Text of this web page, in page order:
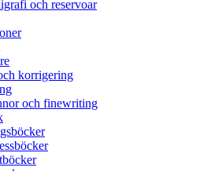
och reservoar
korrigering
och finewriting